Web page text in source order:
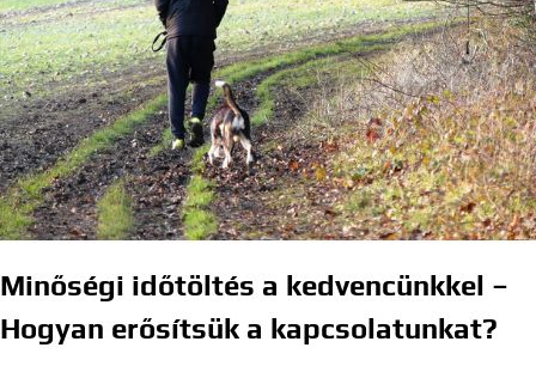
Minőségi időtöltés a kedvencünkkel –
Hogyan erősítsük a kapcsolatunkat?